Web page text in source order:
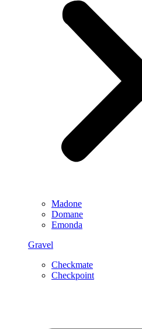
Madone
Domane
Emonda
Gravel
Checkmate
Checkpoint